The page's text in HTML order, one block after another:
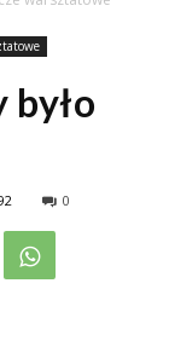
było
0